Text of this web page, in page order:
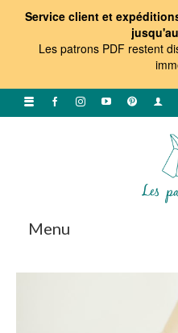
Service client et
Les patrons PDF restent
Menu